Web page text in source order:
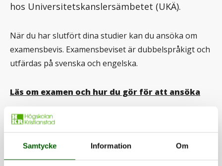
Samtycke Information Om
hos Universitetskanslersämbetet (UKÄ).
När du har slutfört dina studier kan du ansöka om
examensbevis. Examensbeviset är dubbelspråkigt och
utfärdas på svenska och engelska.
Läs om examen och hur du gör för att ansöka